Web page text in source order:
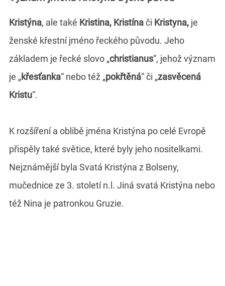
Kristýna, ale také Kristina, Kristínači Kristyna, je
ženské křestní jméno řeckého původu. Jeho
základem je řecké slovo „christianus“, jehož význam
je „křesťanka“ nebo též „pokřtěná“ či „zasvěcená
Kristu“.
K rozšíření a oblibě jména Kristýna po celé Evropě
přispěly také světice, které byly jeho nositelkami.
Nejznámější byla Svatá Kristýna z Bolseny,
mučednice ze 3. století n.l. Jiná svatá Kristýna nebo
též Nina je patronkou Gruzie.